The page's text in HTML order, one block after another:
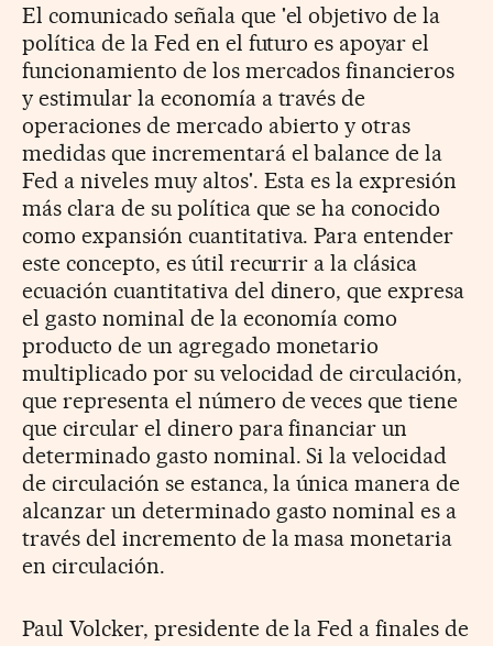
El comunicado señala que 'el objetivo de la
política de la Fed en el futuro es apoyar el
funcionamiento de los mercados financieros
y estimular la economía a través de
operaciones de mercado abierto y otras
medidas que incrementará el balance de la
Fed a niveles muy altos'. Esta es la expresión
más clara de su política que se ha conocido
como expansión cuantitativa. Para entender
este concepto, es útil recurrir a la clásica
ecuación cuantitativa del dinero, que expresa
el gasto nominal de la economía como
producto de un agregado monetario
multiplicado por su velocidad de circulación,
que representa el número de veces que tiene
que circular el dinero para financiar un
determinado gasto nominal. Si la velocidad
de circulación se estanca, la única manera de
alcanzar un determinado gasto nominal es a
través del incremento de la masa monetaria
en circulación.
Paul Volcker, presidente de la Fed a finales de